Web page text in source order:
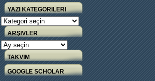
YAZI KATEGORILERI
Yazı
Kategorileri
ARŞIVLER
Arşivler
TAKVIM
GOOGLE SCHOLAR